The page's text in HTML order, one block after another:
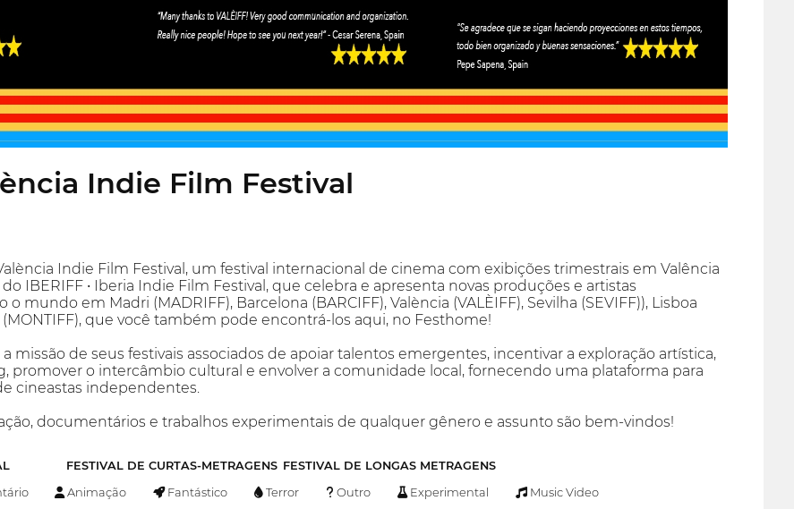
Indie Film Festival
València Indie Film Festival, um festival internacional de cinema com exibições trimestrais em Valência
IBERIFF • Iberia Indie Film Festival, que celebra e apresenta novas produções e artistas
mundo em Madri (MADRIFF), Barcelona (BARCIFF), València (VALÈIFF), Sevilha (SEVIFF)), Lisboa
que você também pode encontrá-los aqui, no Festhome!
missão de seus festivais associados de apoiar talentos emergentes, incentivar a exploração artística,
promover o intercâmbio cultural e envolver a comunidade local, fornecendo uma plataforma para
cineastas independentes.
documentários e trabalhos experimentais de qualquer gênero e assunto são bem-vindos!
FESTIVAL DE CURTAS-METRAGENS FESTIVAL DE LONGAS METRAGENS
Animação Fantástico Terror Outro Experimental Music Video